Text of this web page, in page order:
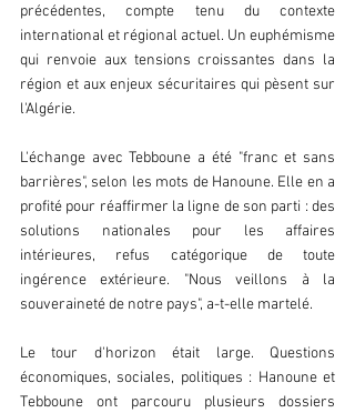
précédentes, compte tenu du contexte
international et régional actuel. Un euphémisme
qui renvoie aux tensions croissantes dans la
région et aux enjeux sécuritaires qui pèsent sur
l'Algérie.
L'échange avec Tebboune a été "franc et sans
barrières", selon les mots de Hanoune. Elle en a
profité pour réaffirmer la ligne de son parti : des
solutions nationales pour les affaires
intérieures, refus catégorique de toute
ingérence extérieure. "Nous veillons à la
souveraineté de notre pays", a-t-elle martelé.
Le tour d'horizon était large. Questions
économiques, sociales, politiques : Hanoune et
Tebboune ont parcouru plusieurs dossiers